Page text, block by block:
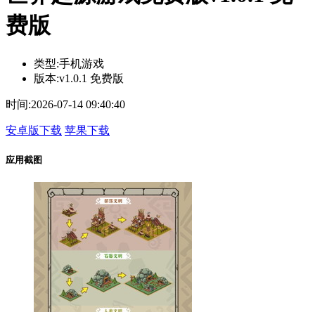
费版
类型:手机游戏
版本:v1.0.1 免费版
时间:2026-07-14 09:40:40
安卓版下载 苹果下载
应用截图